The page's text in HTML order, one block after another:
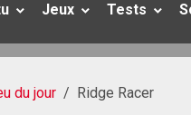
Jeux Tests
du jour Ridge Racer